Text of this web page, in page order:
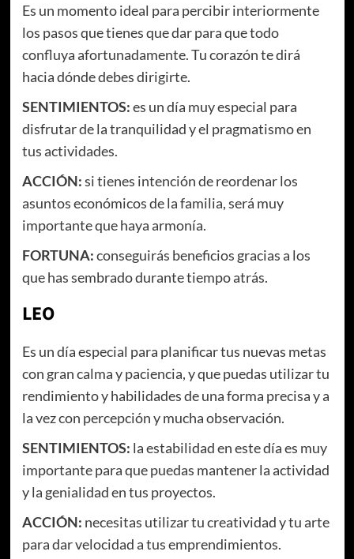
Es un momento ideal para percibir interiormente
los pasos que tienes que dar para que todo
confluya afortunadamente. Tu corazón te dirá
hacia dónde debes dirigirte.
SENTIMIENTOS:es un día muy especial para
disfrutar de la tranquilidad y el pragmatismo en
tus actividades.
ACCIÓN:si tienes intención de reordenar los
asuntos económicos de la familia, será muy
importante que haya armonía.
FORTUNA:conseguirás beneficios gracias a los
que has sembrado durante tiempo atrás.
LEO
Es un día especial para planificar tus nuevas metas
con gran calma y paciencia, y que puedas utilizar tu
rendimiento y habilidades de una forma precisa y a
la vez con percepción y mucha observación.
SENTIMIENTOS: la estabilidad en este día es muy
importante para que puedas mantener la actividad
y la genialidad en tus proyectos.
ACCIÓN: necesitas utilizar tu creatividad y tu arte
para dar velocidad a tus emprendimientos.